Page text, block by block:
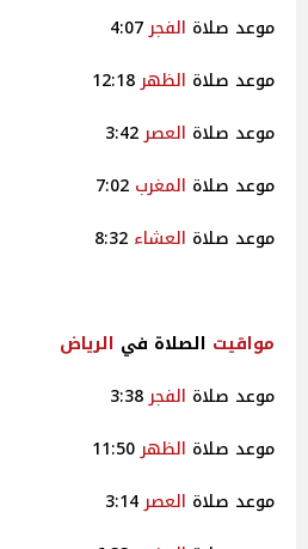
موعد صلاة الفجر4:07
موعد صلاة الظهر12:18
موعد صلاة العصر3:42
موعد صلاة المغرب
موعد صلاة العشاء
مواقيت الصلاة في الرياض
موعد صلاة الفجر3:38
موعد صلاة الظهر11:50
موعد صلاة العصر3:14